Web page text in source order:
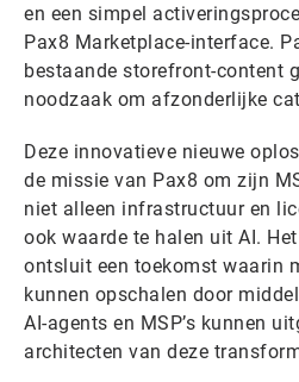
en een simpel
Pax8 Marketplace-interface.
bestaande storefront-content
noodzaak om afzonderlijke
Deze innovatieve nieuwe
de missie van Pax8 om zijn
niet alleen infrastructuur en
ook waarde te halen uit AI.
ontsluit een toekomst waarin
kunnen opschalen door
AI-agents en MSP’s kunnen
architecten van deze